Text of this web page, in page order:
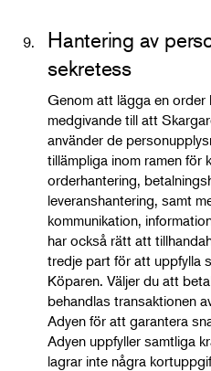
9.
Hantering av
sekretess
Genom att lägga en
medgivande till att
använder de
tillämpliga inom ramen för
orderhantering,
leveranshantering, samt
kommunikation,
har också rätt att
tredje part för att uppfylla
Köparen. Väljer du att
behandlas transaktionen
Adyen för att garantera
Adyen uppfyller samtliga
lagrar inte några